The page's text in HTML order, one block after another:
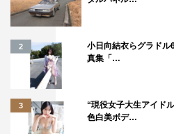
2
小日向結衣らグラドル
真集「…
3
“現役女子大生アイド
色白美ボデ…